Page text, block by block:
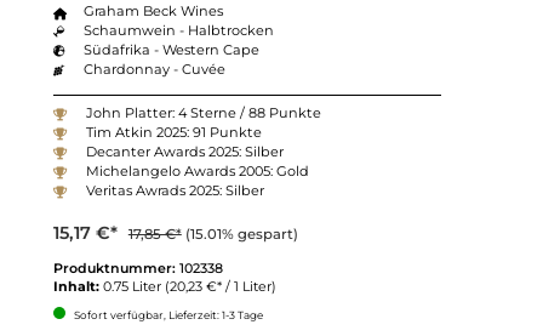
Graham Beck Wines
Schaumwein - Halbtrocken
Südafrika - Western Cape
Chardonnay - Cuvée
John Platter: 4 Sterne / 88 Punkte
Tim Atkin 2025: 91 Punkte
Decanter Awards 2025: Silber
Michelangelo Awards 2005: Gold
Veritas Awrads 2025: Silber
15,17 €* 17,85 €* (15.01% gespart)
Produktnummer: 102338
Inhalt: 0.75 Liter (20,23 €* / 1 Liter)
Sofort verfügbar, Lieferzeit: 1-3 Tage